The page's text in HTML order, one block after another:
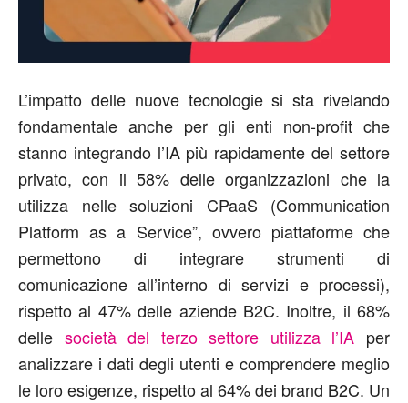
L’impatto delle nuove tecnologie si sta rivelando
fondamentale anche per gli enti non-profit che
stanno integrando l’IA più rapidamente del settore
privato, con il 58% delle organizzazioni che la
utilizza nelle soluzioni CPaaS (Communication
Platform as a Service”, ovvero piattaforme che
permettono di integrare strumenti di
comunicazione all’interno di servizi e processi),
rispetto al 47% delle aziende B2C. Inoltre, il 68%
delle società del terzo settore utilizza l’IA per
analizzare i dati degli utenti e comprendere meglio
le loro esigenze, rispetto al 64% dei brand B2C. Un